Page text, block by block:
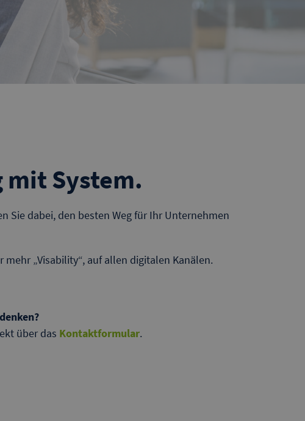
mit System.
Sie dabei, den besten Weg für Ihr Unternehmen
„Visability“, auf allen digitalen Kanälen.
über das Kontaktformular.